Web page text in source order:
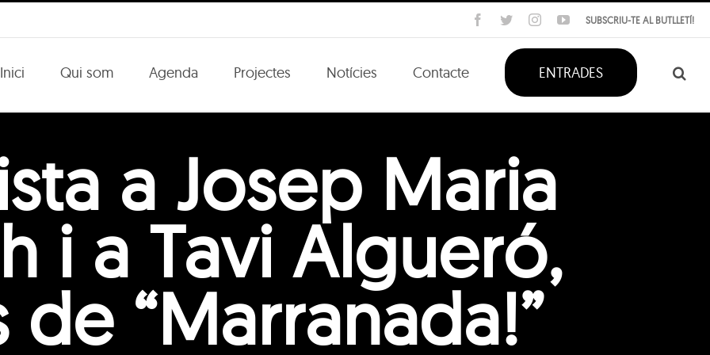
SUBSCRIU-TE AL BUTLLETÍ!
Facebook
TwitterInstagramYouTube
Inici Qui som Agenda Projectes Notícies Contacte ENTRADES
a Josep Maria
i a Tavi Algueró,
de “Marranada!”